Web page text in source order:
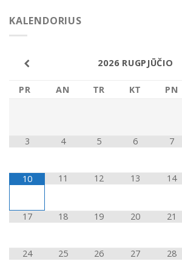
KALENDORIUS
2026 RUGPJŪČIO
PR AN TR KT PN
3 4 5 6 7
10 11 12 13 14
17 18 19 20 21
24 25 26 27 28